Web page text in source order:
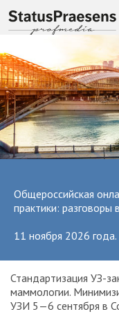
Общероссийская
практики: разговоры
11 ноября 2026 года.
Стандартизация УЗ-
маммологии.
УЗИ 5—6 сентября в